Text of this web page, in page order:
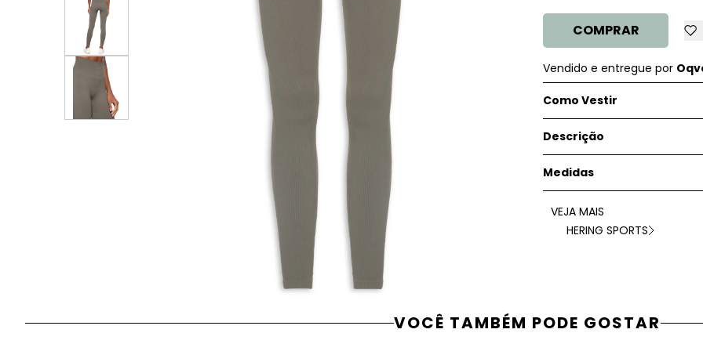
COMPRAR
Vendido e entregue por
Como Vestir
Descrição
Medidas
VEJA MAIS
HERING SPORTS
VOCÊ TAMBÉM PODE GOSTAR